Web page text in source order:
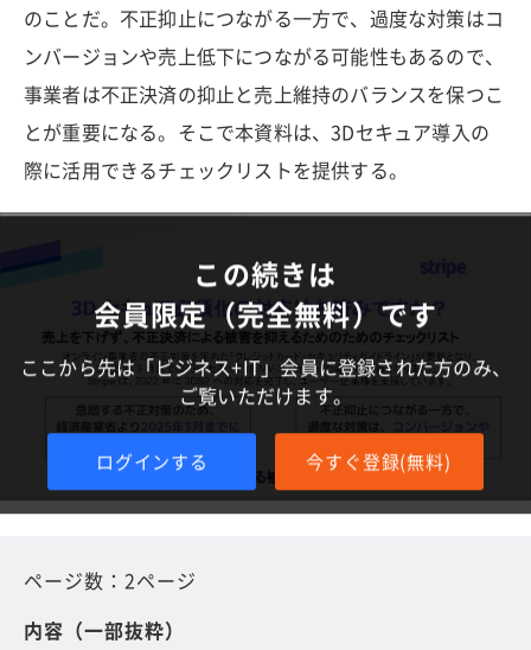
のことだ。不正抑止につながる一方で、過度な対策はコ
ンバージョンや売上低下につながる可能性もあるので、
事業者は不正決済の抑止と売上維持のバランスを保つこ
とが重要になる。そこで本資料は、3Dセキュア導入の
際に活用できるチェックリストを提供する。
この続きは
会員限定（完全無料）です
ここから先は「ビジネス+IT」会員に登録された方のみ、
ご覧いただけます。
ログインする 今すぐ登録(無料)
ページ数：2ページ
内容（一部抜粋）